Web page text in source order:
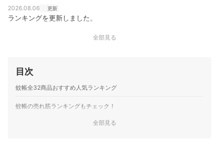
2026.08.06 更新
ランキングを更新しました。
全部見る
目次
蚊帳全32商品おすすめ人気ランキング
蚊帳の売れ筋ランキングもチェック！
全部見る